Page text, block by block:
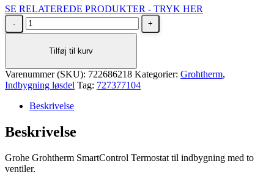
SE RELATEREDE PRODUKTER - TRYK HER
Grohe
Grohtherm
Termostat
indbygning
med
ventiler
børstet
cool
antal
Tilføj til kurv
Varenummer (SKU): 722686218 Kategorier: Grohtherm,
Indbygning løsdel Tag: 727377104
Beskrivelse
Beskrivelse
Grohe Grohtherm SmartControl Termostat til indbygning med to
ventiler.